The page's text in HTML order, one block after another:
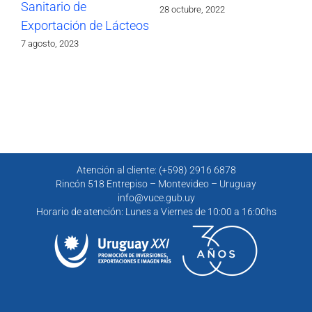
Sanitario de
Exportación de Lácteos
7 agosto, 2023
28 octubre, 2022
Atención al cliente: (+598) 2916 6878
Rincón 518 Entrepiso – Montevideo – Uruguay
info@vuce.gub.uy
Horario de atención: Lunes a Viernes de 10:00 a 16:00hs